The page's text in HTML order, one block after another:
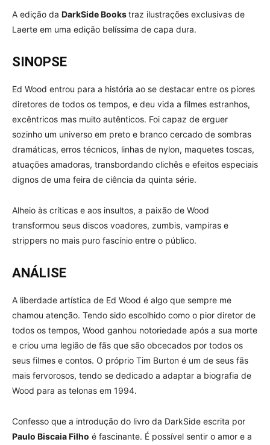
A edição da DarkSide Bookstraz ilustrações exclusivas de
Laerte em uma edição belíssima de capa dura.
SINOPSE
Ed Wood entrou para a história ao se destacar entre os piores
diretores de todos os tempos, e deu vida a filmes estranhos,
excêntricos mas muito autênticos. Foi capaz de erguer
sozinho um universo em preto e branco cercado de sombras
dramáticas, erros técnicos, linhas de nylon, maquetes toscas,
atuações amadoras, transbordando clichês e efeitos especiais
dignos de uma feira de ciência da quinta série.
Alheio às críticas e aos insultos, a paixão de Wood
transformou seus discos voadores, zumbis, vampiras e
strippers no mais puro fascínio entre o público.
ANÁLISE
A liberdade artística de Ed Wood é algo que sempre me
chamou atenção. Tendo sido escolhido como o pior diretor de
todos os tempos, Wood ganhou notoriedade após a sua morte
e criou uma legião de fãs que são obcecados por todos os
seus filmes e contos. O próprio Tim Burton é um de seus fãs
mais fervorosos, tendo se dedicado a adaptar a biografia de
Wood para as telonas em 1994.
Confesso que a introdução do livro da DarkSide escrita por
Paulo Biscaia Filho é fascinante. É possível sentir o amor e a